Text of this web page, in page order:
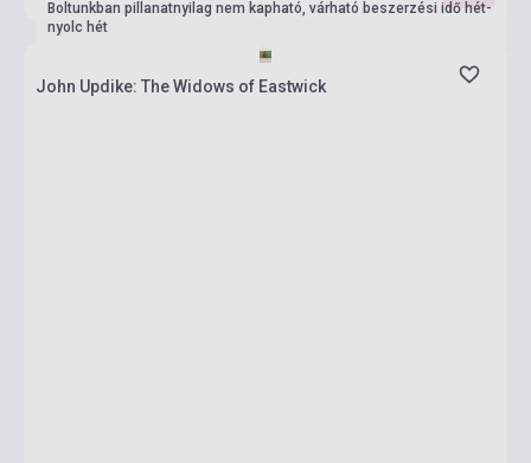
Boltunkban pillanatnyilag nem kapható, várható beszerzési idő hét-
nyolc hét
John Updike: The Widows of Eastwick